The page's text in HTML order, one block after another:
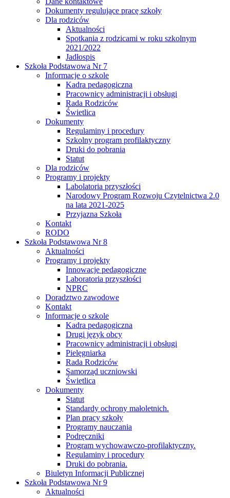
Dokumenty regulujące pracę szkoły
Dla rodziców
Aktualności
Spotkania z rodzicami w roku szkolnym
2021/2022
Jadłospis
Szkoła Podstawowa Nr 7
Informacje o szkole
Kadra pedagogiczna
Pracownicy administracji i obsługi
Rada Rodziców
Świetlica
Dokumenty
Regulaminy i procedury
Szkolny program profilaktyczny
Druki do pobrania
Statut
Dla rodziców
Programy i projekty
Labolatoria przyszłości
Narodowy Program Rozwoju Czytelnictwa 2.0
na lata 2021-2025
Przyjazna Szkoła
Kontakt
RODO
Szkoła Podstawowa Nr 8
Aktualności
Programy i projekty
Innowacje pedagogiczne
Laboratoria przyszłości
NPRC
Doradztwo zawodowe
Kontakt
Informacje o szkole
Kadra pedagogiczna
Drugi język obcy
Pracownicy administracji i obsługi
Pielęgniarka
Rada Rodziców
Samorząd uczniowski
Świetlica
Dokumenty
Statut
Standardy ochrony małoletnich.
Plan pracy szkoły
Programy nauczania
Podręczniki
Program wychowawczo-profilaktyczny.
Regulaminy i procedury
Druki do pobrania.
Biuletyn Informacji Publicznej
Szkoła Podstawowa Nr 9
Aktualności